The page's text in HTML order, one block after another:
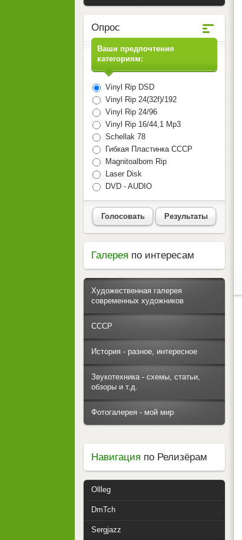
Опрос
Ваши предпочтения
категориям:
Vinyl Rip DSD
Vinyl Rip 24(32f)/192
Vinyl Rip 24/96
Vinyl Rip 16/44,1 Mp3
Schellak 78
Гибкая Пластинка СССР
Magnitoalbom Rip
Laser Disk
DVD - AUDIO
Голосовать Результаты
Галерея по интересам
Художественная галерея
современных художников
СССР
История - разное, интересное
Звукотехника - схемы, статьи,
обзоры и т.д.
Фотогалерея - мой мир
Навигация по Релизёрам
Ollleg
DmTch
Sergjazz